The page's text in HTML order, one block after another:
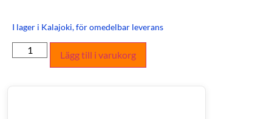
I lager i Kalajoki, för omedelbar leverans
Lägg till i varukorg